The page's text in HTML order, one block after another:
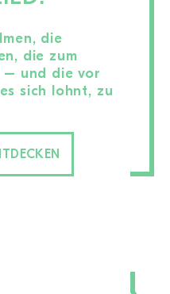
die
die zum
– und die vor
sich lohnt, zu